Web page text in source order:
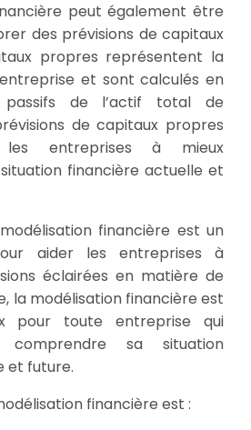
peut également être
des prévisions de capitaux
propres représentent la
et sont calculés en
passifs de l’actif total de
de capitaux propres
entreprises à mieux
financière actuelle et
financière est un
aider les entreprises à
éclairées en matière de
la modélisation financière est
pour toute entreprise qui
comprendre sa situation
et future.
financière est :